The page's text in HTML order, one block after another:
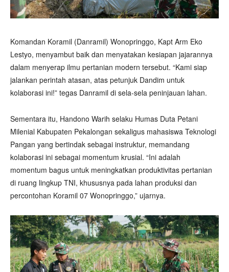
Komandan Koramil (Danramil) Wonopringgo, Kapt Arm Eko
Lestyo, menyambut baik dan menyatakan kesiapan jajarannya
dalam menyerap ilmu pertanian modern tersebut. “Kami siap
jalankan perintah atasan, atas petunjuk Dandim untuk
kolaborasi ini!” tegas Danramil di sela-sela peninjauan lahan.
Sementara itu, Handono Warih selaku Humas Duta Petani
Milenial Kabupaten Pekalongan sekaligus mahasiswa Teknologi
Pangan yang bertindak sebagai instruktur, memandang
kolaborasi ini sebagai momentum krusial. “Ini adalah
momentum bagus untuk meningkatkan produktivitas pertanian
di ruang lingkup TNI, khususnya pada lahan produksi dan
percontohan Koramil 07 Wonopringgo,” ujarnya.